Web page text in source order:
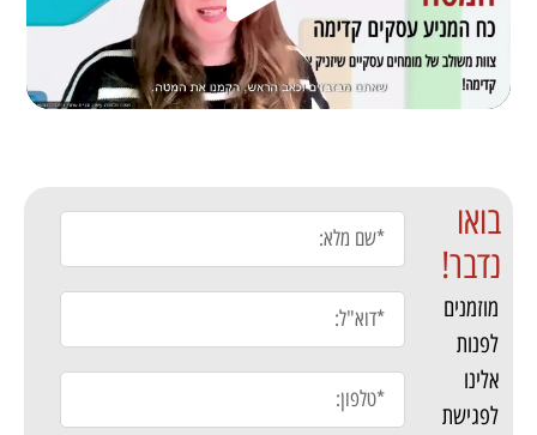
בואו
נדבר!
מוזמנים
לפנות
אלינו
לפגישת